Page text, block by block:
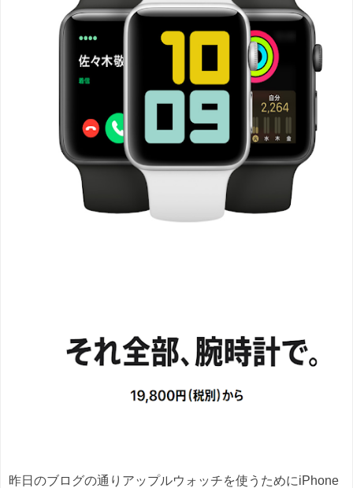
昨日のブログの通りアップルウォッチを使うためにiPhone